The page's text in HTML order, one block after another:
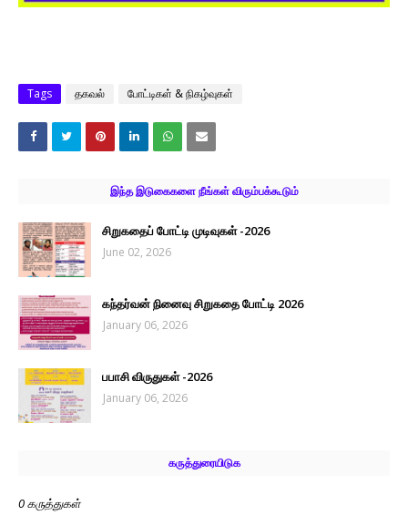
Tags தகவல் போட்டிகள் & நிகழ்வுகள்
இந்த இடுகைகளை நீங்கள் விரும்பக்கூடும்
சிறுகதைப் போட்டி முடிவுகள் -2026
June 02, 2026
கந்தர்வன் நினைவு சிறுகதை போட்டி 2026
January 06, 2026
பபாசி விருதுகள் -2026
January 06, 2026
கருத்துரையிடுக
0 கருத்துகள்